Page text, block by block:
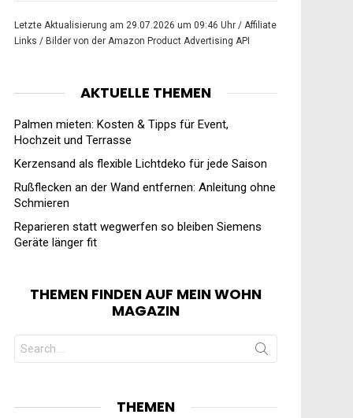
Letzte Aktualisierung am 29.07.2026 um 09:46 Uhr / Affiliate
Links / Bilder von der Amazon Product Advertising API
AKTUELLE THEMEN
Palmen mieten: Kosten & Tipps für Event,
Hochzeit und Terrasse
Kerzensand als flexible Lichtdeko für jede Saison
Rußflecken an der Wand entfernen: Anleitung ohne
Schmieren
Reparieren statt wegwerfen so bleiben Siemens
Geräte länger fit
THEMEN FINDEN AUF MEIN WOHN
MAGAZIN
Search
for:
THEMEN